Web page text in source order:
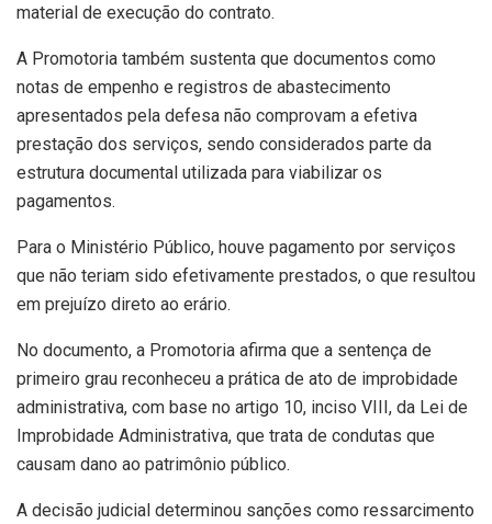
material de execução do contrato.
A Promotoria também sustenta que documentos como
notas de empenho e registros de abastecimento
apresentados pela defesa não comprovam a efetiva
prestação dos serviços, sendo considerados parte da
estrutura documental utilizada para viabilizar os
pagamentos.
Para o Ministério Público, houve pagamento por serviços
que não teriam sido efetivamente prestados, o que resultou
em prejuízo direto ao erário.
No documento, a Promotoria afirma que a sentença de
primeiro grau reconheceu a prática de ato de improbidade
administrativa, com base no artigo 10, inciso VIII, da Lei de
Improbidade Administrativa, que trata de condutas que
causam dano ao patrimônio público.
A decisão judicial determinou sanções como ressarcimento